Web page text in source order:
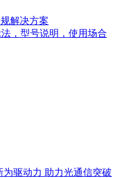
解决方案
，型号说明，使用场合
驱动力 助力光通信突破